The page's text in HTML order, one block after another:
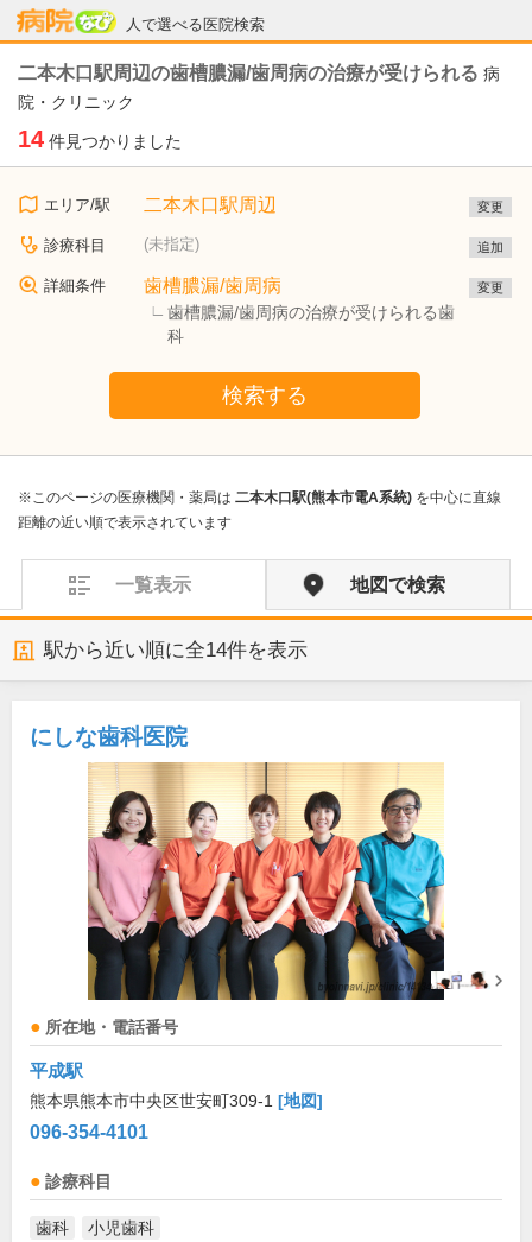
人で選べる医院検索
病院なび
二本木口駅周辺の歯槽膿漏/歯周病の治療が受けられる 病
院・クリニック
14 件見つかりました
エリア/駅 二本木口駅周辺 変更
診療科目 (未指定) 追加
詳細条件 歯槽膿漏/歯周病
歯槽膿漏/歯周病の治療が受けられる歯
科
変更
検索する
※このページの医療機関・薬局は 二本木口駅(熊本市電A系統) を中心に直線
距離の近い順で表示されています
一覧表示 地図で検索
駅から近い順に全14件を表示
にしな歯科医院
所在地・電話番号
平成駅
熊本県熊本市中央区世安町309-1 [地図]
096-354-4101
診療科目
歯科 小児歯科